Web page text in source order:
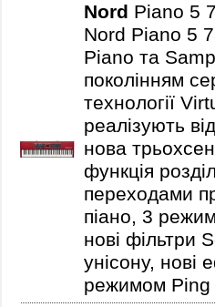
Nord Piano 5
Nord Piano 5
Piano та
поколінням
технології
реалізують
нова
функція
переходами
піано, 3
нові фільтри
унісону,
режимом Ping